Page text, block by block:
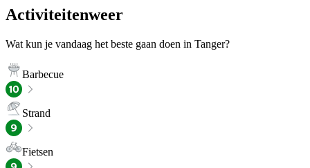
Activiteitenweer
Wat kun je vandaag het beste gaan doen in Tanger?
Barbecue
Strand
Fietsen